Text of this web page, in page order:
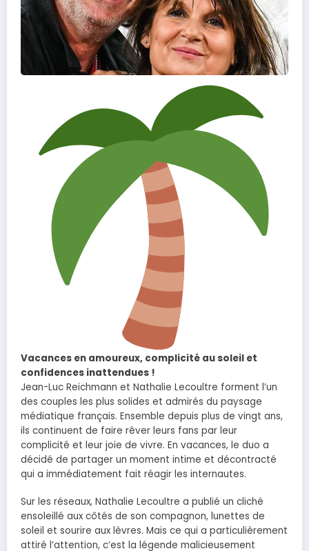
Vacances en amoureux, complicité au soleil et
confidences inattendues !
Jean-Luc Reichmann et Nathalie Lecoultre forment l’un
des couples les plus solides et admirés du paysage
médiatique français. Ensemble depuis plus de vingt ans,
ils continuent de faire rêver leurs fans par leur
complicité et leur joie de vivre. En vacances, le duo a
décidé de partager un moment intime et décontracté
qui a immédiatement fait réagir les internautes.
Sur les réseaux, Nathalie Lecoultre a publié un cliché
ensoleillé aux côtés de son compagnon, lunettes de
soleil et sourire aux lèvres. Mais ce qui a particulièrement
attiré l’attention, c’est la légende malicieusement